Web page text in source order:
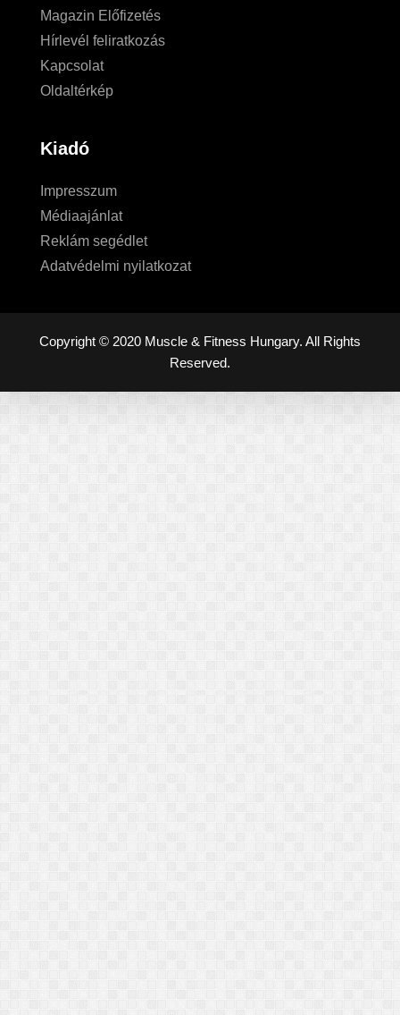
Magazin Előfizetés
Hírlevél feliratkozás
Kapcsolat
Oldaltérkép
Kiadó
Impresszum
Médiaajánlat
Reklám segédlet
Adatvédelmi nyilatkozat
Copyright © 2020 Muscle & Fitness Hungary. All Rights
Reserved.